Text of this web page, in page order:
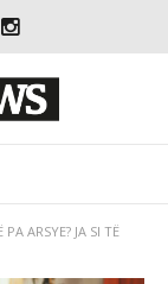
ARSYE? JA SI TË